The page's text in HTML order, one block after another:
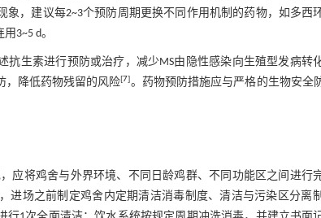
，建议每2~3个预防周期更换不同作用机制的药物，如多西
3~5 d。
生素进行预防或治疗，减少MS由隐性感染向生殖型发病转
，降低药物残留的风险[7]。药物预防措施应与严格的生物安全
应将鸡舍与外界环境、不同日龄鸡群、不同功能区之间进行
进场之前制定鸡舍内定期清洁消毒制度、清洁与污染区分离